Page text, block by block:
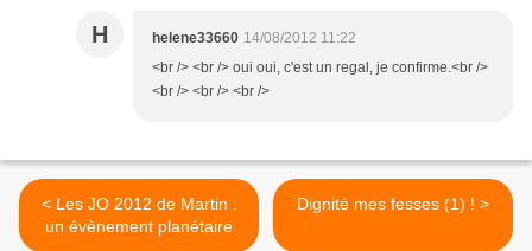
H helene33660 14/08/2012 11:22
<br /> <br /> oui oui, c'est un regal, je confirme.<br />
<br /> <br /> <br />
< Les JO 2012 de Martin :
un évènement planétaire
Dignité mes fesses (1) ! >